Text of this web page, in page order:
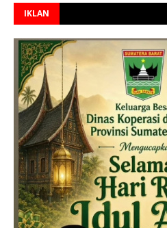
IKLAN